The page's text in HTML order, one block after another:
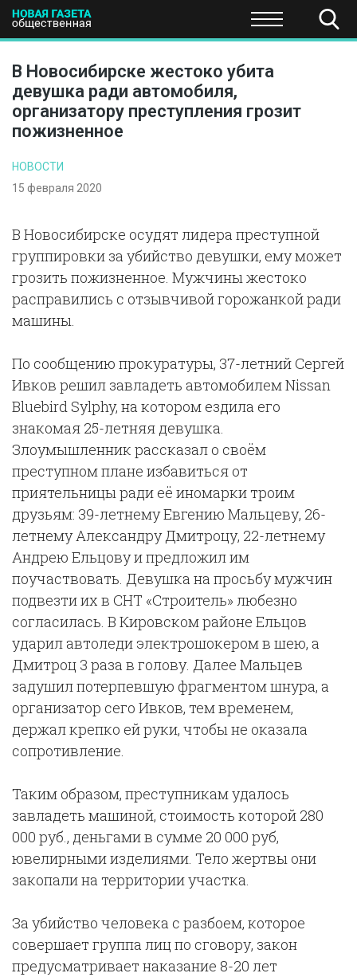
ПОЛИТИКА ЭКОНОМИКА НАУКА И
В Новосибирске жестоко убита
девушка ради автомобиля,
организатору преступления грозит
пожизненное
НОВОСТИ
15 февраля 2020
В Новосибирске осудят лидера преступной
группировки за убийство девушки, ему может
грозить пожизненное. Мужчины жестоко
расправились с отзывчивой горожанкой ради
машины.
По сообщению прокуратуры, 37-летний Сергей
Ивков решил завладеть автомобилем Nissan
Bluebird Sylphy, на котором ездила его
знакомая 25-летняя девушка.
Злоумышленник рассказал о своём
преступном плане избавиться от
приятельницы ради её иномарки троим
друзьям: 39-летнему Евгению Мальцеву, 26-
летнему Александру Дмитроцу, 22-летнему
Андрею Ельцову и предложил им
поучаствовать. Девушка на просьбу мужчин
подвезти их в СНТ «Строитель» любезно
согласилась. В Кировском районе Ельцов
ударил автоледи электрошокером в шею, а
Дмитроц 3 раза в голову. Далее Мальцев
задушил потерпевшую фрагментом шнура, а
организатор сего Ивков, тем временем,
держал крепко ей руки, чтобы не оказала
сопротивление.
Таким образом, преступникам удалось
завладеть машиной, стоимость которой 280
000 руб., деньгами в сумме 20 000 руб,
ювелирными изделиями. Тело жертвы они
закопали на территории участка.
За убийство человека с разбоем, которое
совершает группа лиц по сговору, закон
предусматривает наказание 8-20 лет